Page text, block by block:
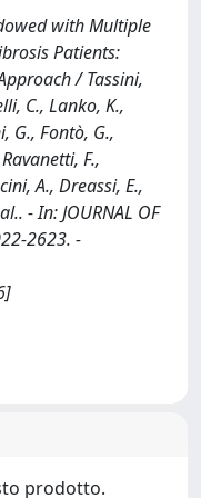
with Multiple
Patients:
/ Tassini,
C., Lanko, K.,
G., Fontò, G.,
F.,
A., Dreassi, E.,
- In: JOURNAL OF
2623. -
prodotto.